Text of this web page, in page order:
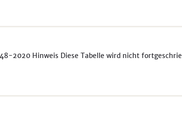
2020 Hinweis Diese Tabelle wird nicht